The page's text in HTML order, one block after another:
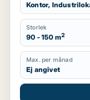
Kontor,
Storlek
90 - 150 m2
Max. per månad
Ej angivet